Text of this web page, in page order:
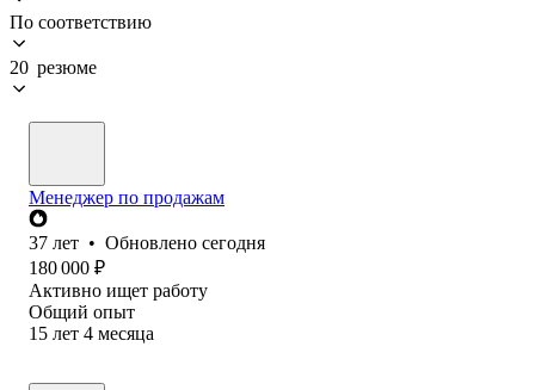
По соответствию
20 резюме
Менеджер по продажам
37 лет • Обновлено сегодня
180 000 ₽
Активно ищет работу
Общий опыт
15 лет 4 месяца